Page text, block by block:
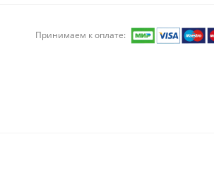
Принимаем к оплате: